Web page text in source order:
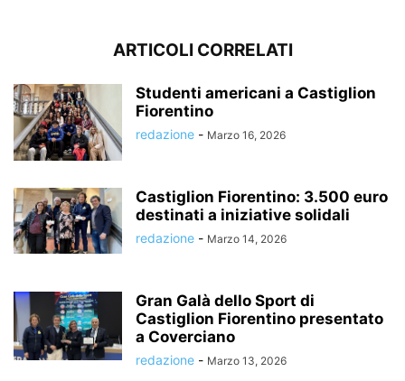
ARTICOLI CORRELATI
Studenti americani a Castiglion
Fiorentino
redazione - Marzo 16, 2026
Castiglion Fiorentino: 3.500 euro
destinati a iniziative solidali
redazione - Marzo 14, 2026
Gran Galà dello Sport di
Castiglion Fiorentino presentato
a Coverciano
redazione - Marzo 13, 2026